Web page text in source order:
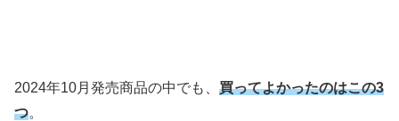
2024年10月発売商品の中でも、 買ってよかったのはこの3
つ。